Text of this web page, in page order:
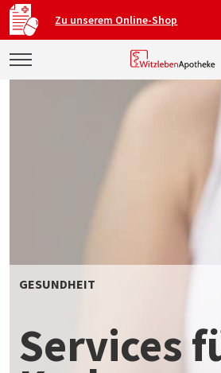
Zu unserem Online-Shop
GESUNDHEIT
Services